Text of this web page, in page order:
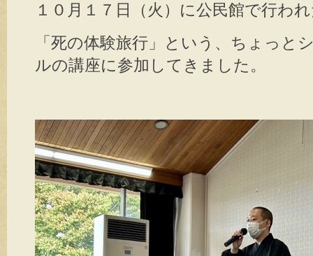
１０月１７日（火）に公民館で行わ
「死の体験旅行」という、ちょっと
ルの講座に参加してきました。